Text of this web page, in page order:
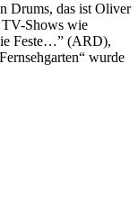
Drums, das ist Oliver
TV-Shows wie
Feste…” (ARD),
wurde